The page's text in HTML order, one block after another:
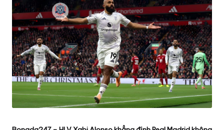
t
h
a
o,
b
á
o
b
ó
n